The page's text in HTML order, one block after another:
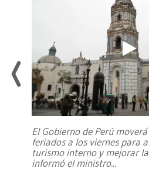
El Gobierno de Perú
feriados a los viernes para
turismo interno y mejorar
informó el ministro...